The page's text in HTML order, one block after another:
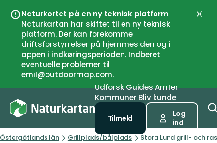
Naturkortet på en ny teknisk platform
Naturkartan har skiftet til en ny teknisk
platform. Der kan forekomme
driftsforstyrrelser på hjemmesiden og i
appen i indkøringsperioden. Indberet
eventuelle problemer til
emil@outdoormap.com.
Luk
UdforskGuidesAmter
Kommuner Bliv kunde
Tilmeld
Log
ind
Östergötlands län Grillplads/bålplads Stora Lund grill- och